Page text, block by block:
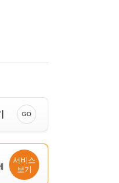
GO
서비스
보기